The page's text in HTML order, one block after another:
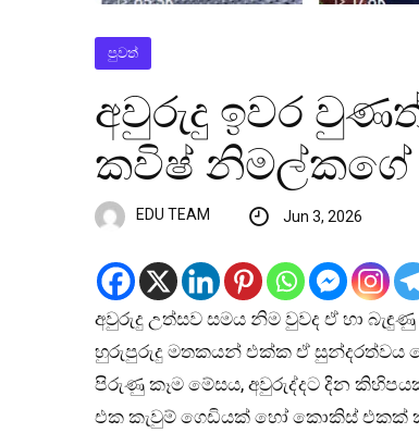
පුවත්
අවුරුදු ඉවර
කවිෂ් නිමල්කගේ
EDU TEAM Jun 3, 2026
අවුරුදු උත්සව සමය නිම වුවද ඒ හා
හුරුපුරුදු මතකයන් එක්ක ඒ සුන්දරත්වය
පිරුණු කෑම මේසය, අවුරුද්දට දින
එක කැවුම් ගෙඩියක් හෝ කොකිස් එකක්